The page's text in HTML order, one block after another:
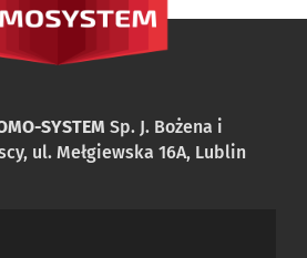
SYSTEM Sp. J. Bożena i
ul. Mełgiewska 16A, Lublin